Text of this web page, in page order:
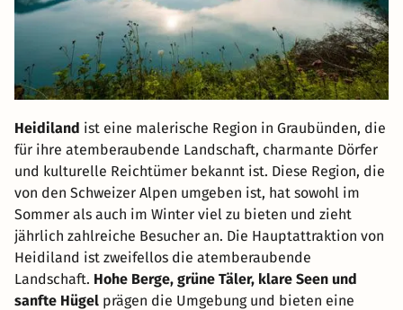
Heidiland ist eine malerische Region in Graubünden, die
für ihre atemberaubende Landschaft, charmante Dörfer
und kulturelle Reichtümer bekannt ist. Diese Region, die
von den Schweizer Alpen umgeben ist, hat sowohl im
Sommer als auch im Winter viel zu bieten und zieht
jährlich zahlreiche Besucher an. Die Hauptattraktion von
Heidiland ist zweifellos die atemberaubende
Landschaft. Hohe Berge, grüne Täler, klare Seen und
sanfte Hügel prägen die Umgebung und bieten eine